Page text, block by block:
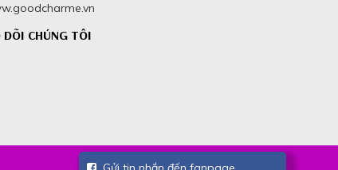
DÕI CHÚNG TÔI